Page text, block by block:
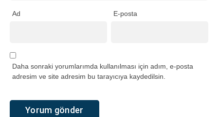
Ad E-posta
Daha sonraki yorumlarımda kullanılması için adım, e-posta
adresim ve site adresim bu tarayıcıya kaydedilsin.